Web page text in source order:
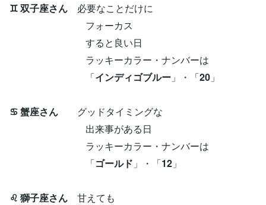
♊ 双子座さん 必要なことだけに
フォーカス
すると良い日
ラッキーカラー・ナンバーは
「インディゴブルー 」・「20 」
♋ 蟹座さん グッドタイミングな
出来事がある日
ラッキーカラー・ナンバーは
「ゴールド 」・「12 」
♌ 獅子座さん 甘えても